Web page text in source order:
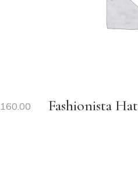
160.00 Fashionista Hat